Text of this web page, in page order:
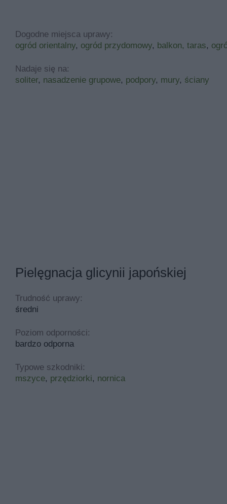
Dogodne miejsca uprawy:
ogród orientalny, ogród przydomowy, balkon, taras,
Nadaje się na:
soliter, nasadzenie grupowe, podpory, mury, ściany
Pielęgnacja glicynii japońskiej
Trudność uprawy:
średni
Poziom odporności:
bardzo odporna
Typowe szkodniki:
mszyce, przędziorki, nornica